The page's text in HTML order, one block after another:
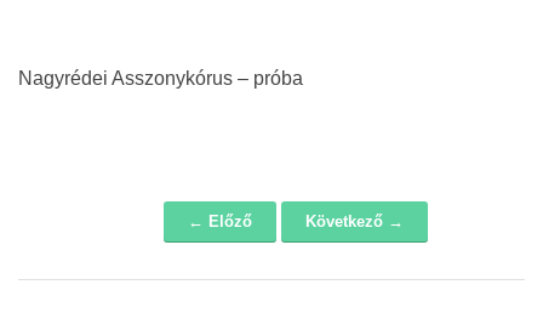
Nagyrédei Asszonykórus – próba
← Előző Következő →